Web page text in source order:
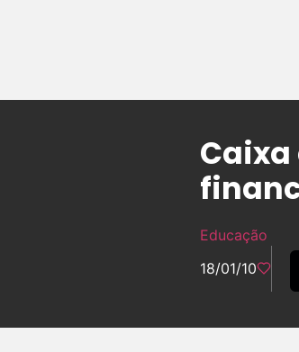
Caixa
Educação
18/01/10